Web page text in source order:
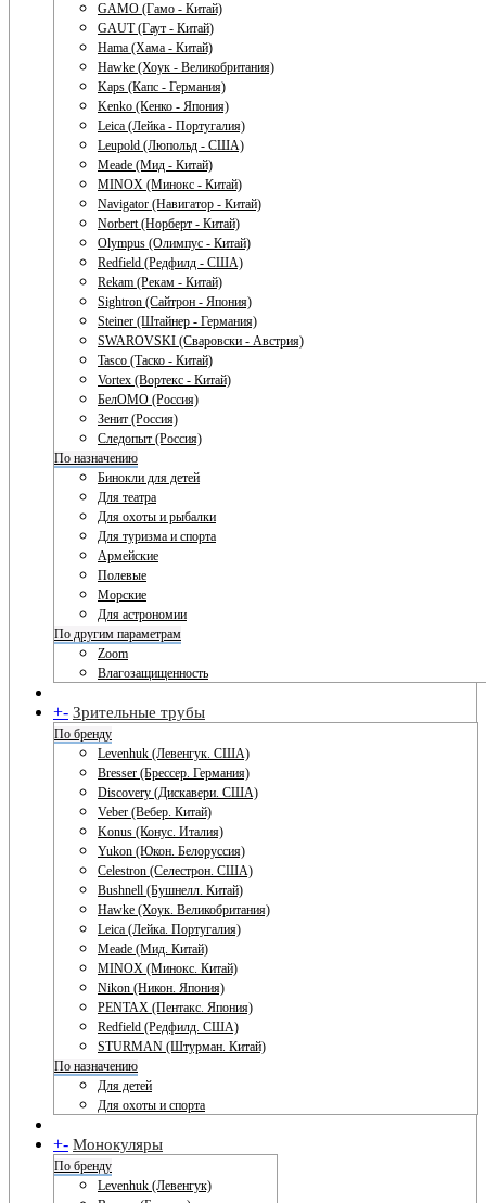
GAMO (Гамо - Китай)
GAUT (Гаут - Китай)
Hama (Хама - Китай)
Hawke (Хоук - Великобритания)
Kaps (Капс - Германия)
Kenko (Кенко - Япония)
Leica (Лейка - Португалия)
Leupold (Люпольд - США)
Meade (Мид - Китай)
MINOX (Минокс - Китай)
Navigator (Навигатор - Китай)
Norbert (Норберт - Китай)
Olympus (Олимпус - Китай)
Redfield (Редфилд - США)
Rekam (Рекам - Китай)
Sightron (Сайтрон - Япония)
Steiner (Штайнер - Германия)
SWAROVSKI (Сваровски - Австрия)
Tasco (Таско - Китай)
Vortex (Вортекс - Китай)
БелОМО (Россия)
Зенит (Россия)
Следопыт (Россия)
По назначению
Бинокли для детей
Для театра
Для охоты и рыбалки
Для туризма и спорта
Армейские
Полевые
Морские
Для астрономии
По другим параметрам
Zoom
Влагозащищенность
+- Зрительные трубы
По бренду
Levenhuk (Левенгук. США)
Bresser (Брессер. Германия)
Discovery (Дискавери. США)
Veber (Вебер. Китай)
Konus (Конус. Италия)
Yukon (Юкон. Белоруссия)
Celestron (Селестрон. США)
Bushnell (Бушнелл. Китай)
Hawke (Хоук. Великобритания)
Leica (Лейка. Португалия)
Meade (Мид. Китай)
MINOX (Минокс. Китай)
Nikon (Никон. Япония)
PENTAX (Пентакс. Япония)
Redfield (Редфилд. США)
STURMAN (Штурман. Китай)
По назначению
Для детей
Для охоты и спорта
+- Монокуляры
По бренду
Levenhuk (Левенгук)